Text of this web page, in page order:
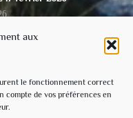
aux
le fonctionnement correct
compte de vos préférences en
28/11/2025